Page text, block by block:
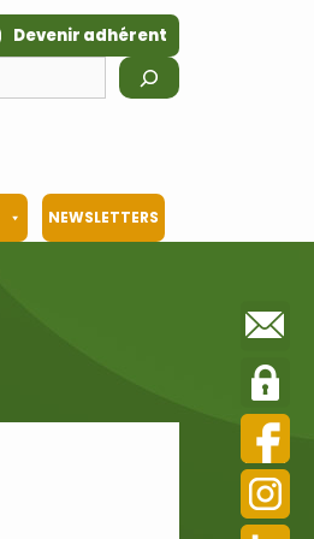
Devenir adhérent
NEWSLETTERS